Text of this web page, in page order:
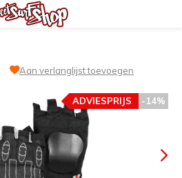
Aan verlanglijst toevoegen
-14%
ADVIESPRIJS